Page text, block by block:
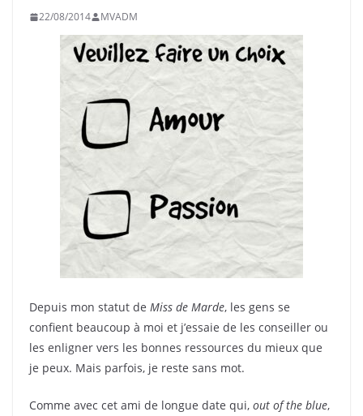
22/08/2014 MVADM
Depuis mon statut de Miss de Marde, les gens se
confient beaucoup à moi et j’essaie de les conseiller ou
les enligner vers les bonnes ressources du mieux que
je peux. Mais parfois, je reste sans mot.
Comme avec cet ami de longue date qui, out of the blue,